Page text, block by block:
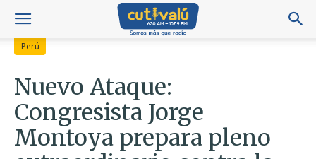
Perú
Nuevo Ataque:
Congresista Jorge
Montoya prepara pleno